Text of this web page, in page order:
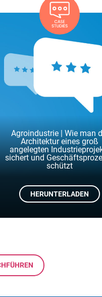
Agroindustrie | Wie man
Architektur eines groß
angelegten
sichert und
schützt
HERUNTERLADEN